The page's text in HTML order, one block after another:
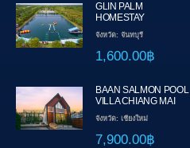
GLIN PALM
HOMESTAY
จังหวัด: จันทบุรี
1,600.00฿
BAAN SALMON POOL
VILLA CHIANG MAI
จังหวัด: เชียงใหม่
7,900.00฿